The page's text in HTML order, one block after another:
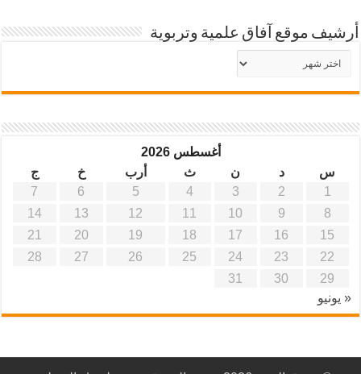
أرشيف موقع آفاق علمية وتربوية
أرشيف
موقع
آفاق
أغسطس 2026
س
د ن ث أرب خ
ج
1
2
3
4
5
6
7
8
9
10
11
12
13
14
15
16
17
18
19
20
21
22
23
24
25
26
27
28
29
30
31
« يونيو